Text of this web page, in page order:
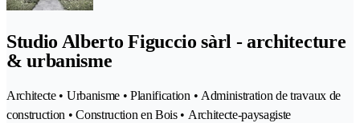
Studio Alberto Figuccio sàrl - architecture
& urbanisme
Architecte • Urbanisme • Planification • Administration de travaux de
construction • Construction en Bois • Architecte-paysagiste